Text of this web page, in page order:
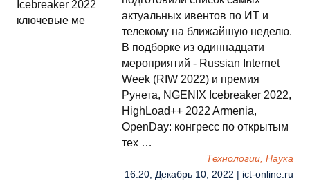
актуальных ивентов по ИТ и
телекому на ближайшую неделю.
В подборке из одиннадцати
мероприятий - Russian Internet
Week (RIW 2022) и премия
Рунета, NGENIX Icebreaker 2022,
HighLoad++ 2022 Armenia,
OpenDay: конгресс по открытым
тех …
Технологии, Наука
16:20, Декабрь 10, 2022 | ict-online.ru